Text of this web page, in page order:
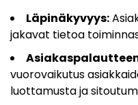
Läpinäkyvyys:
jakavat tietoa
vuorovaikutus
luottamusta ja